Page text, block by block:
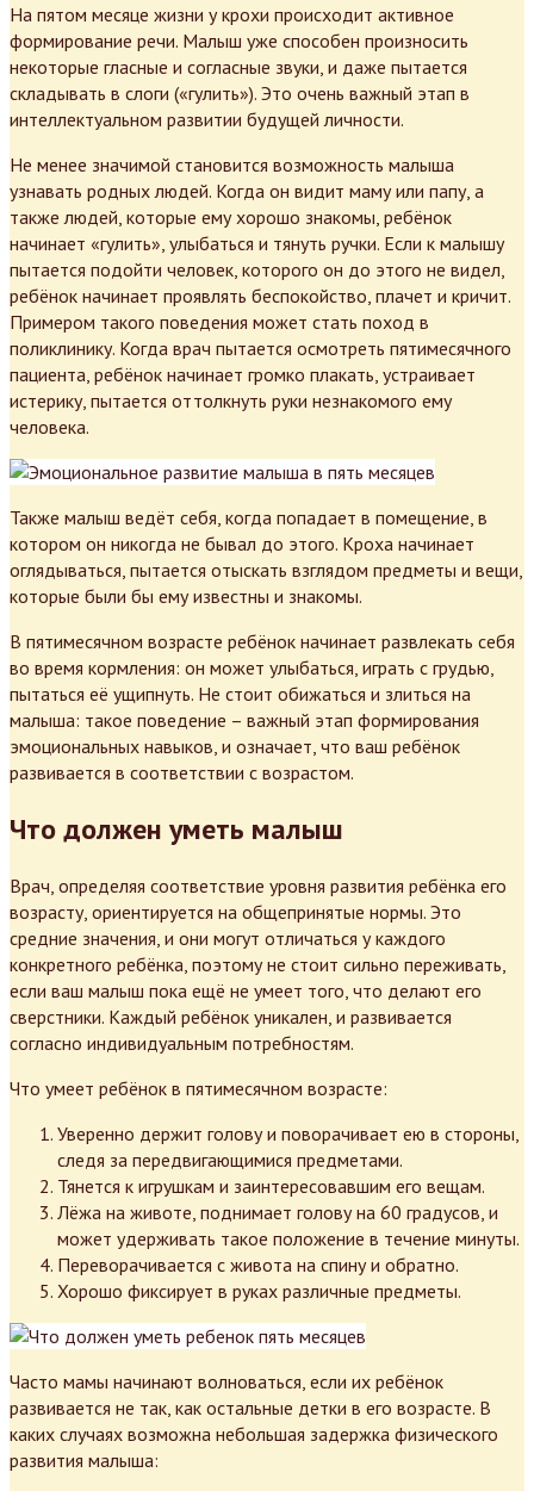
На пятом месяце жизни у крохи происходит активное
формирование речи. Малыш уже способен произносить
некоторые гласные и согласные звуки, и даже пытается
складывать в слоги («гулить»). Это очень важный этап в
интеллектуальном развитии будущей личности.
Не менее значимой становится возможность малыша
узнавать родных людей. Когда он видит маму или папу, а
также людей, которые ему хорошо знакомы, ребёнок
начинает «гулить», улыбаться и тянуть ручки. Если к малышу
пытается подойти человек, которого он до этого не видел,
ребёнок начинает проявлять беспокойство, плачет и кричит.
Примером такого поведения может стать поход в
поликлинику. Когда врач пытается осмотреть пятимесячного
пациента, ребёнок начинает громко плакать, устраивает
истерику, пытается оттолкнуть руки незнакомого ему
человека.
Также малыш ведёт себя, когда попадает в помещение, в
котором он никогда не бывал до этого. Кроха начинает
оглядываться, пытается отыскать взглядом предметы и вещи,
которые были бы ему известны и знакомы.
В пятимесячном возрасте ребёнок начинает развлекать себя
во время кормления: он может улыбаться, играть с грудью,
пытаться её ущипнуть. Не стоит обижаться и злиться на
малыша: такое поведение – важный этап формирования
эмоциональных навыков, и означает, что ваш ребёнок
развивается в соответствии с возрастом.
Что должен уметь малыш
Врач, определяя соответствие уровня развития ребёнка его
возрасту, ориентируется на общепринятые нормы. Это
средние значения, и они могут отличаться у каждого
конкретного ребёнка, поэтому не стоит сильно переживать,
если ваш малыш пока ещё не умеет того, что делают его
сверстники. Каждый ребёнок уникален, и развивается
согласно индивидуальным потребностям.
Что умеет ребёнок в пятимесячном возрасте:
Уверенно держит голову и поворачивает ею в стороны,
следя за передвигающимися предметами.
Тянется к игрушкам и заинтересовавшим его вещам.
Лёжа на животе, поднимает голову на 60 градусов, и
может удерживать такое положение в течение минуты.
Переворачивается с живота на спину и обратно.
Хорошо фиксирует в руках различные предметы.
Часто мамы начинают волноваться, если их ребёнок
развивается не так, как остальные детки в его возрасте. В
каких случаях возможна небольшая задержка физического
развития малыша: